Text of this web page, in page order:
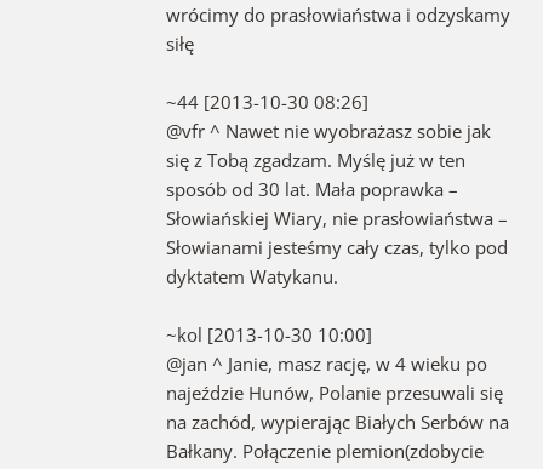
wrócimy do prasłowiaństwa i odzyskamy
siłę
~44 [2013-10-30 08:26]
@vfr ^ Nawet nie wyobrażasz sobie jak
się z Tobą zgadzam. Myślę już w ten
sposób od 30 lat. Mała poprawka –
Słowiańskiej Wiary, nie prasłowiaństwa –
Słowianami jesteśmy cały czas, tylko pod
dyktatem Watykanu.
~kol [2013-10-30 10:00]
@jan ^ Janie, masz rację, w 4 wieku po
najeździe Hunów, Polanie przesuwali się
na zachód, wypierając Białych Serbów na
Bałkany. Połączenie plemion(zdobycie